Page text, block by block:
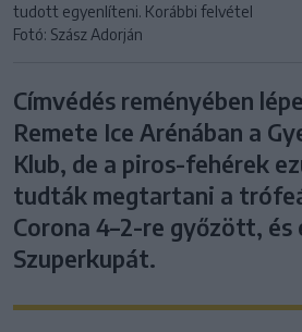
tudott egyenlíteni. Korábbi felvétel
Fotó: Szász Adorján
Címvédés reményében
Remete Ice Arénában a
Klub, de a piros-fehérek
tudták megtartani a
Corona 4–2-re győzött,
Szuperkupát.